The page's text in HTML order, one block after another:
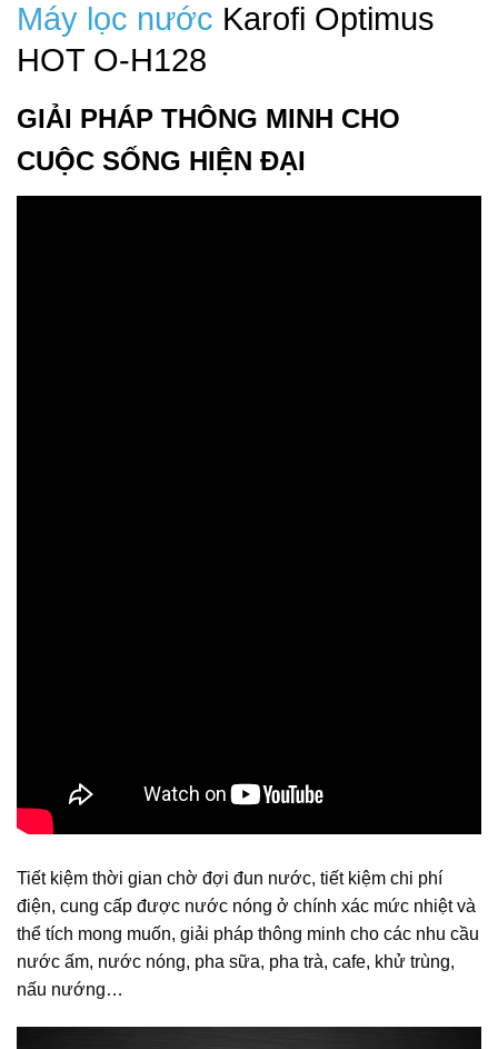
Máy lọc nước Karofi Optimus
HOT O-H128
GIẢI PHÁP THÔNG MINH CHO
CUỘC SỐNG HIỆN ĐẠI
Tiết kiệm thời gian chờ đợi đun nước, tiết kiệm chi phí
điện, cung cấp được nước nóng ở chính xác mức nhiệt và
thể tích mong muốn, giải pháp thông minh cho các nhu cầu
nước ấm, nước nóng, pha sữa, pha trà, cafe, khử trùng,
nấu nướng…